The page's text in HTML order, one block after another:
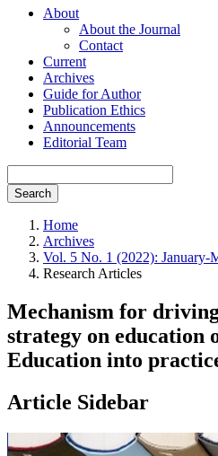
About
About the Journal
Contact
Current
Archives
Guide for Author
Publication Ethics
Announcements
Editorial Team
Search
Home
Archives
Vol. 5 No. 1 (2022): January-
Research Articles
Mechanism for
strategy on education
Education into
Article Sidebar